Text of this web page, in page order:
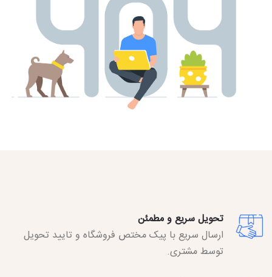
تحویل سریع و مطمئن
ارسال سریع با پیک مختص فروشگاه و تایید تحویل
توسط مشتری.